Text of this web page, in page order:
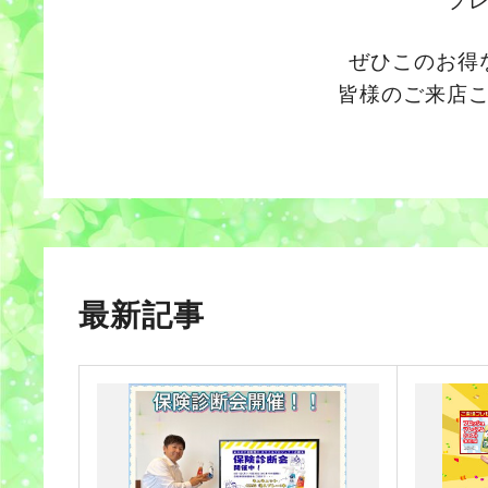
ぜひこのお得
皆様のご来店
最新記事